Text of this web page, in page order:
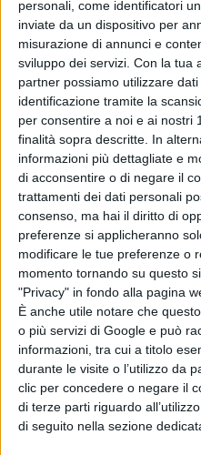
personali, come identificatori
inviate da un dispositivo per
misurazione di annunci e
sviluppo dei servizi. Con la tua
partner possiamo utilizzare
identificazione tramite la
per consentire a noi e ai nostri
finalità sopra descritte. In
informazioni più dettagliate e
di acconsentire o di negare il
trattamenti dei dati personali
consenso, ma hai il diritto di
preferenze si applicheranno
modificare le tue preferenze o
momento tornando su questo
"Privacy" in fondo alla pagina
È anche utile notare che
o più servizi di Google e può
informazioni, tra cui a titolo
durante le visite o l’utilizzo da
clic per concedere o negare il
di terze parti riguardo
di seguito nella sezione
di Emanuela
di Emanuela